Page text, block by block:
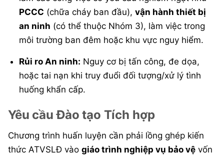
PCCC (chữa cháy ban đầu),vận hành thiết bị
an ninh (có thể thuộc Nhóm 3), làm việc trong
môi trường ban đêm hoặc khu vực nguy hiểm.
Rủi ro An ninh: Nguy cơ bị tấn công, đe dọa,
hoặc tai nạn khi truy đuổi đối tượng/xử lý tình
huống khẩn cấp.
Yêu cầu Đào tạo Tích hợp
Chương trình huấn luyện cần phải lồng ghép kiến
thức ATVSLĐ vào giáo trình nghiệp vụ bảo vệ vốn